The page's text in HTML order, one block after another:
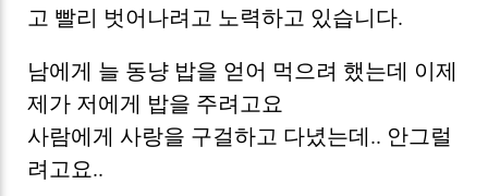
고 빨리 벗어나려고 노력하고 있습니다.
남에게 늘 동냥 밥을 얻어 먹으려 했는데 이제
제가 저에게 밥을 주려고요
사람에게 사랑을 구걸하고 다녔는데.. 안그럴
려고요..